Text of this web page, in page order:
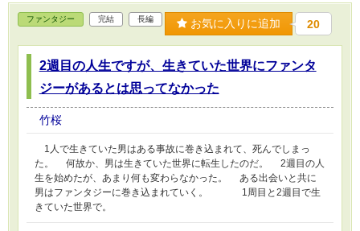
ファンタジー 完結 長編 お気に入りに追加 20
2週目の人生ですが、生きていた世界にファンタ
ジーがあるとは思ってなかった
竹桜
1人で生きていた男はある事故に巻き込まれて、死んでしまっ
た。 何故か、男は生きていた世界に転生したのだ。 2週目の人
生を始めたが、あまり何も変わらなかった。 ある出会いと共に
男はファンタジーに巻き込まれていく。 1周目と2週目で生
きていた世界で。